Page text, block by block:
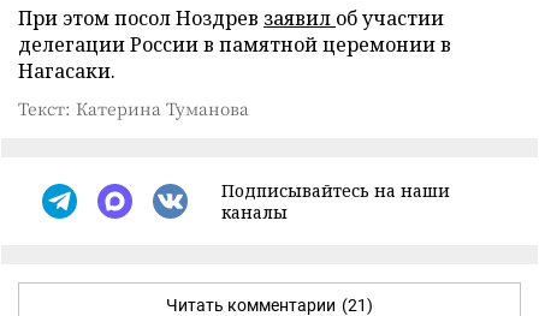
При этом посол Ноздрев заявил об участии
делегации России в памятной церемонии в
Нагасаки.
Текст: Катерина Туманова
Подписывайтесь на наши
каналы
Читать комментарии (21)